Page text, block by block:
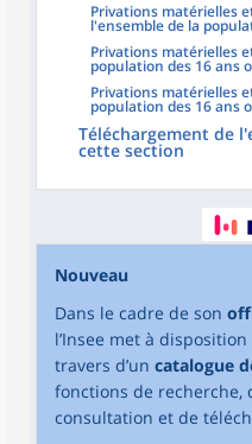
Privations matérielles
l'ensemble de la
Privations matérielles
population des 16 ans
Privations matérielles
population des 16 ans
Téléchargement de
cette section
Nouveau
Dans le cadre de son
l’Insee met à
travers d’un catalogue
fonctions de recherche,
consultation et de